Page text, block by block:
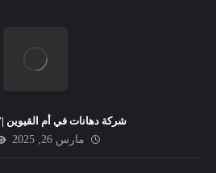
شركة دهانات في أم القيوين |0547149297
مارس 26, 2025